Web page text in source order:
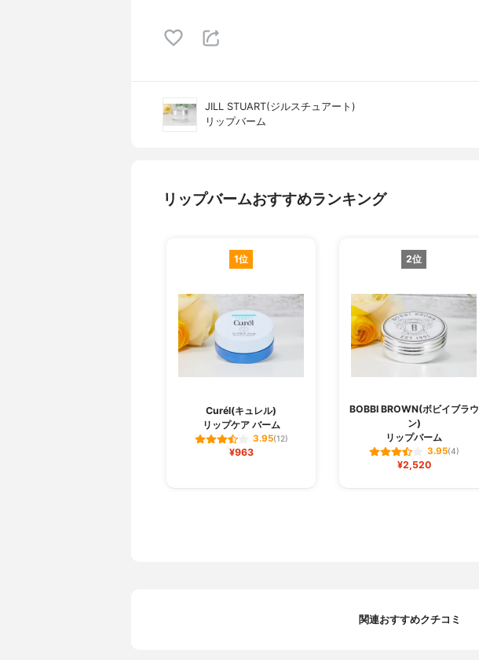
JILL STUART(ジルスチュアート)
リップバーム
リップバームおすすめランキング
1位
Curél(キュレル)
リップケア バーム
3.95(12)
¥963
2位
BOBBI BROWN(ボビイブラウ
ン)
リップバーム
3.95(4)
¥2,520
関連おすすめクチコミ